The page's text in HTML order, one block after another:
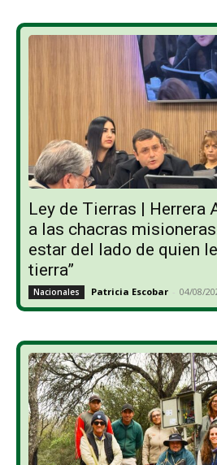
Ley de Tierras | Herrera
a las chacras
estar del lado de quien
tierra”
Nacionales Patricia Escobar - 04/08/